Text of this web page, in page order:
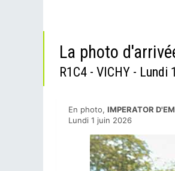
La photo
R1C4 - VICHY - Lundi
En photo, IMPERATOR D'EM
Lundi 1 juin 2026